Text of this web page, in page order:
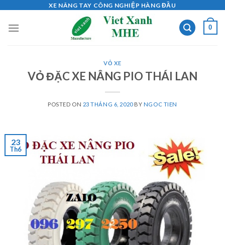
content
XE NÂNG TAY CÔNG NGHIỆP HÀNG ĐẦU
0
VỎ XE
VỎ ĐẶC XE NÂNG PIO THÁI LAN
POSTED ON 23 THÁNG 6, 2020BY NGOC TIEN
23
Th6